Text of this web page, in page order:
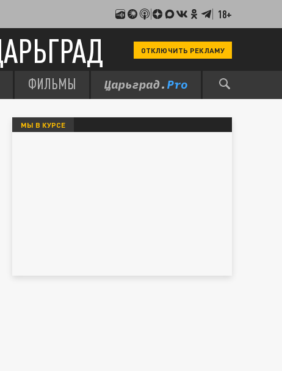
18+
ОТКЛЮЧИТЬ РЕКЛАМУ
ФИЛЬМЫ
МЫ В КУРСЕ